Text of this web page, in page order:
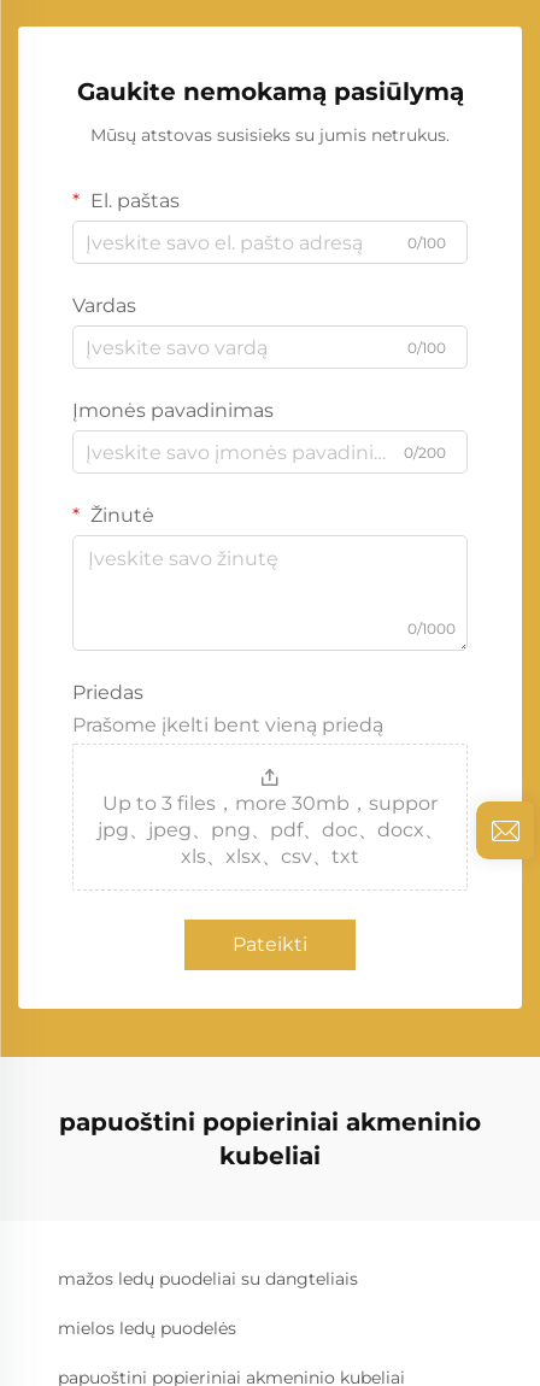
Gaukite nemokamą pasiūlymą
Mūsų atstovas susisieks su jumis netrukus.
El. paštas
0/100
Vardas
0/100
Įmonės pavadinimas
0/200
Žinutė
0/1000
Priedas
Prašome įkelti bent vieną priedą
Up to 3 files，more 30mb，suppor
jpg、jpeg、png、pdf、doc、docx、
xls、xlsx、csv、txt
Pateikti
papuoštini popieriniai akmeninio
kubeliai
mažos ledų puodeliai su dangteliais
mielos ledų puodelės
papuoštini popieriniai akmeninio kubeliai